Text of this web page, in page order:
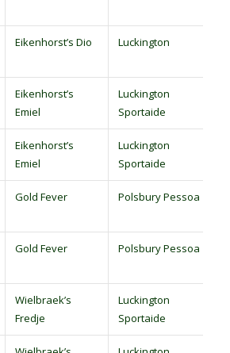
Eikenhorst’s Dio Luckington
Eikenhorst’s
Emiel
Luckington
Sportaide
Eikenhorst’s
Emiel
Luckington
Sportaide
Gold Fever Polsbury Pessoa
Gold Fever Polsbury Pessoa
Wielbraek’s
Fredje
Luckington
Sportaide